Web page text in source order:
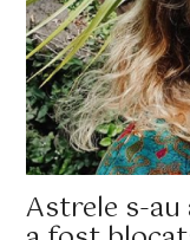
Astrele s-